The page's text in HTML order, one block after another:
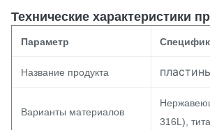
Технические характеристики
Параметр
Название продукта
Варианты материалов
316L),